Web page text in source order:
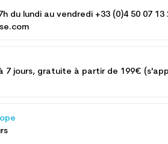
du lundi au vendredi +33 (0)4 50 07 13
7 jours, gratuite à partir de 199€